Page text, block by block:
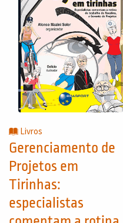
Livros
Gerenciamento de
Projetos em
Tirinhas:
especialistas